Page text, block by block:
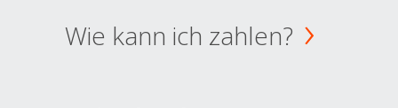
Wie kann ich zahlen?